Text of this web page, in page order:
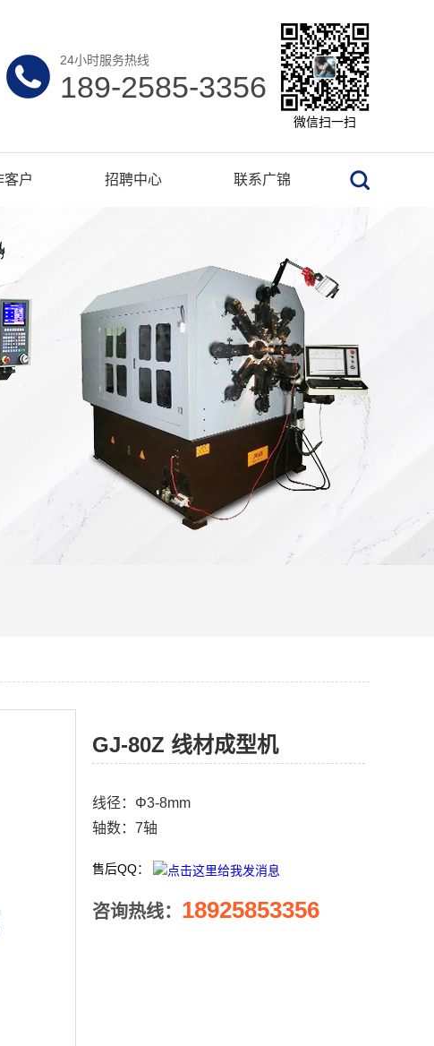
24小时服务热线
189-2585-3356
微信扫一扫
客户 招聘中心 联系广锦
GJ-80Z 线材成型机
线径：Φ3-8mm
轴数：7轴
售后QQ：
咨询热线： 18925853356